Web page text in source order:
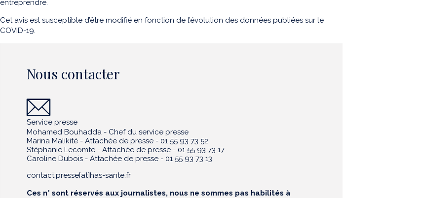
entreprendre.
Cet avis est susceptible d’être modifié en fonction de l’évolution des données publiées sur le
COVID-19.
Nous contacter
Service presse
Mohamed Bouhadda - Chef du service presse
Marina Malikité - Attachée de presse - 01 55 93 73 52
Stéphanie Lecomte - Attachée de presse - 01 55 93 73 17
Caroline Dubois - Attachée de presse - 01 55 93 73 13
contact.presse[at]has-sante.fr
Ces n° sont réservés aux journalistes, nous ne sommes pas habilités à